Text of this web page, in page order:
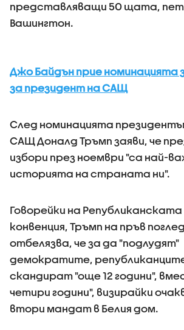
представляващи 50 щата,
Вашингтон.
Джо Байдън прие номинацията
за президент на САЩ
След номинацията
САЩ Доналд Тръмп заяви, че
избори през ноември "са най-
историята на страната ни".
Говорейки на
конвенция, Тръмп на пръв
отбелязва, че за да "подлудят"
демократите,
скандират "още 12 години",
четири години", визирайки
втори мандат в Белия дом.